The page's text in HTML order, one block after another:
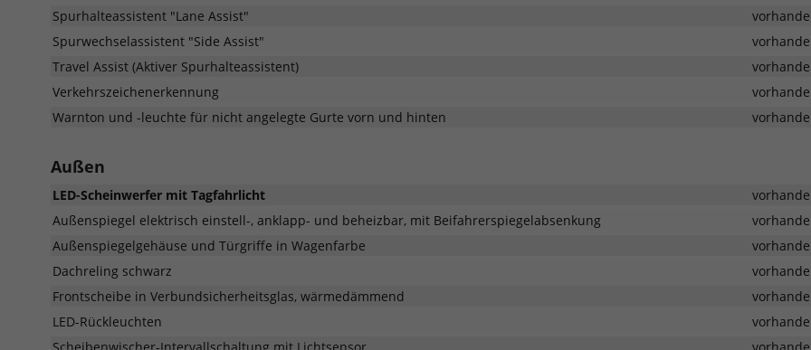
Spurhalteassistent "Lane Assist"
Spurwechselassistent "Side Assist"
Travel Assist (Aktiver Spurhalteassistent)
Verkehrszeichenerkennung
Warnton und -leuchte für nicht angelegte Gurte vorn und hinten
Außen
LED-Scheinwerfer mit Tagfahrlicht
Außenspiegel elektrisch einstell-, anklapp- und beheizbar, mit Beifahrerspiegelabsenkung
Außenspiegelgehäuse und Türgriffe in Wagenfarbe
Dachreling schwarz
Frontscheibe in Verbundsicherheitsglas, wärmedämmend
LED-Rückleuchten